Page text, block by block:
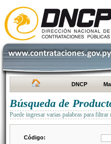
DNCP
Búsqueda de
Puede ingresar varias palabras para filtrar
Código: